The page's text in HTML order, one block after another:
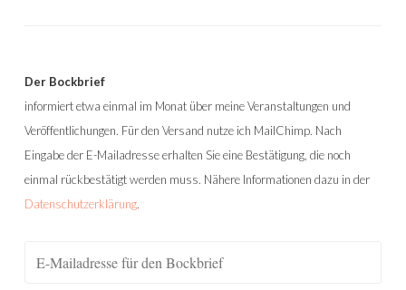
Der Bockbrief
informiert etwa einmal im Monat über meine Veranstaltungen und
Veröffentlichungen. Für den Versand nutze ich MailChimp. Nach
Eingabe der E-Mailadresse erhalten Sie eine Bestätigung, die noch
einmal rückbestätigt werden muss. Nähere Informationen dazu in der
Datenschutzerklärung.